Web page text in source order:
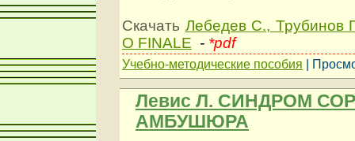
Скачать Лебедев С.,
О FINALE - *pdf
Учебно-методические пособия |
Левис Л. СИНДРОМ
АМБУШЮРА